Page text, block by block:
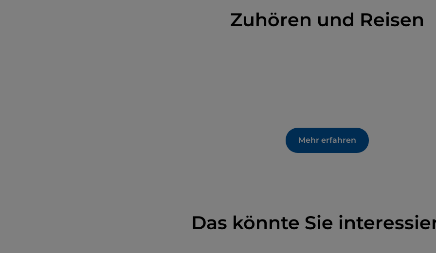
Zuhören und Reisen
Mehr erfahren
Das könnte Sie